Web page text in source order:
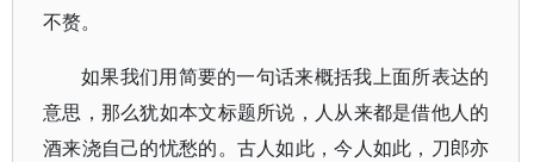
不赘。
如果我们用简要的一句话来概括我上面所表达的
意思，那么犹如本文标题所说，人从来都是借他人的
酒来浇自己的忧愁的。古人如此，今人如此，刀郎亦